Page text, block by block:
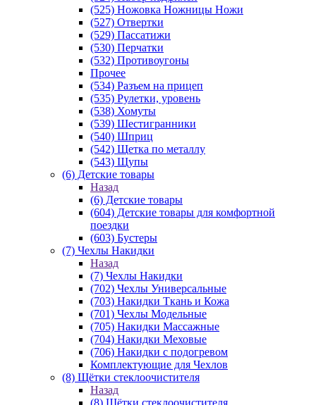
(525) Ножовка Ножницы Ножи
(527) Отвертки
(529) Пассатижи
(530) Перчатки
(532) Противоугоны
Прочее
(534) Разъем на прицеп
(535) Рулетки, уровень
(538) Хомуты
(539) Шестигранники
(540) Шприц
(542) Щетка по металлу
(543) Щупы
(6) Детские товары
Назад
(6) Детские товары
(604) Детские товары для комфортной
поездки
(603) Бустеры
(7) Чехлы Накидки
Назад
(7) Чехлы Накидки
(702) Чехлы Универсальные
(703) Накидки Ткань и Кожа
(701) Чехлы Модельные
(705) Накидки Массажные
(704) Накидки Меховые
(706) Накидки с подогревом
Комплектующие для Чехлов
(8) Щётки стеклоочистителя
Назад
(8) Щётки стеклоочистителя